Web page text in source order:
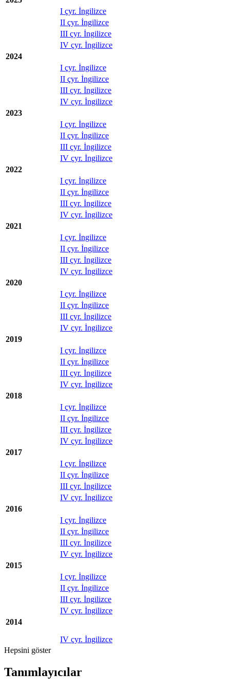
I çyr. İngilizce
II çyr. İngilizce
III çyr. İngilizce
IV çyr. İngilizce
2024
I çyr. İngilizce
II çyr. İngilizce
III çyr. İngilizce
IV çyr. İngilizce
2023
I çyr. İngilizce
II çyr. İngilizce
III çyr. İngilizce
IV çyr. İngilizce
2022
I çyr. İngilizce
II çyr. İngilizce
III çyr. İngilizce
IV çyr. İngilizce
2021
I çyr. İngilizce
II çyr. İngilizce
III çyr. İngilizce
IV çyr. İngilizce
2020
I çyr. İngilizce
II çyr. İngilizce
III çyr. İngilizce
IV çyr. İngilizce
2019
I çyr. İngilizce
II çyr. İngilizce
III çyr. İngilizce
IV çyr. İngilizce
2018
I çyr. İngilizce
II çyr. İngilizce
III çyr. İngilizce
IV çyr. İngilizce
2017
I çyr. İngilizce
II çyr. İngilizce
III çyr. İngilizce
IV çyr. İngilizce
2016
I çyr. İngilizce
II çyr. İngilizce
III çyr. İngilizce
IV çyr. İngilizce
2015
I çyr. İngilizce
II çyr. İngilizce
III çyr. İngilizce
IV çyr. İngilizce
2014
IV çyr. İngilizce
Hepsini göster
Tanımlayıcılar